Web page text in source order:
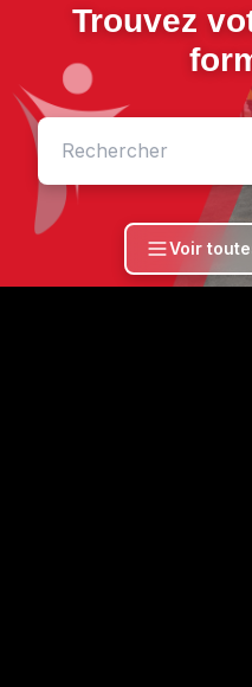
Trouvez
Voir